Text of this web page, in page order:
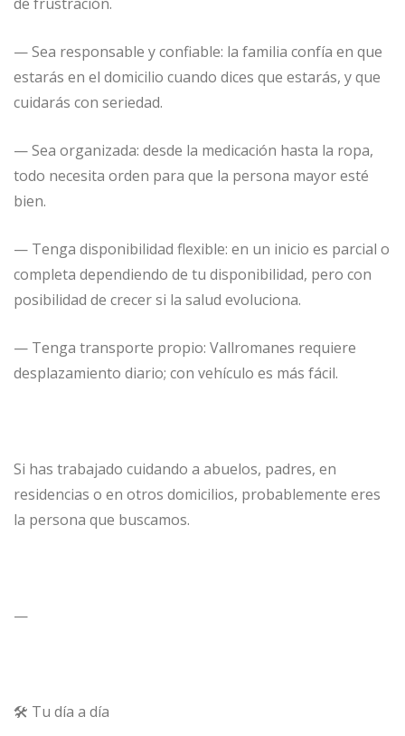
— Sea responsable y confiable: la familia confía en que
estarás en el domicilio cuando dices que estarás, y que
cuidarás con seriedad.
— Sea organizada: desde la medicación hasta la ropa,
todo necesita orden para que la persona mayor esté
bien.
— Tenga disponibilidad flexible: en un inicio es parcial o
completa dependiendo de tu disponibilidad, pero con
posibilidad de crecer si la salud evoluciona.
— Tenga transporte propio: Vallromanes requiere
desplazamiento diario; con vehículo es más fácil.
Si has trabajado cuidando a abuelos, padres, en
residencias o en otros domicilios, probablemente eres
la persona que buscamos.
—
🛠 Tu día a día